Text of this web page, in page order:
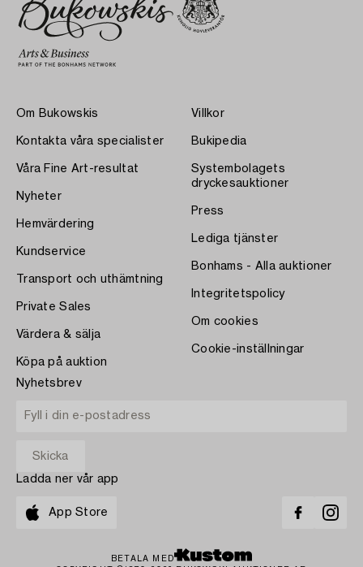
Om Bukowskis
Kontakta våra specialister
Våra Fine Art-resultat
Nyheter
Hemvärdering
Kundservice
Transport och uthämtning
Private Sales
Värdera & sälja
Köpa på auktion
Villkor
Bukipedia
Systembolagets
dryckesauktioner
Press
Lediga tjänster
Bonhams - Alla auktioner
Integritetspolicy
Om cookies
Cookie-inställningar
Nyhetsbrev
Ladda ner vår app
App Store
BETALA MED